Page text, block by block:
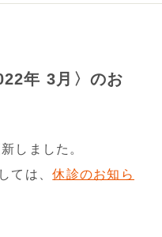
年 3月〉のお
しました。
ては、休診のお知ら